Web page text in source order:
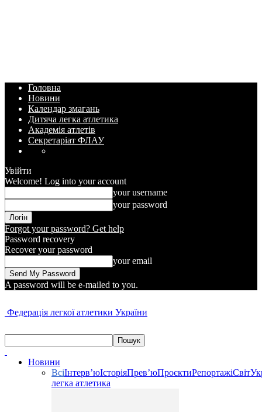
Головна
Новини
Календар змагань
Дитяча легка атлетика
Академія атлетів
Секретаріат ФЛАУ
Увійти
Welcome! Log into your account
your username
your password
Forgot your password? Get help
Password recovery
Recover your password
your email
A password will be e-mailed to you.
Федерація легкої атлетики України
Новини
ВсіІнтерв’юІсторіяПрев’юПроєктиРепортажіСвіт
легка атлетика